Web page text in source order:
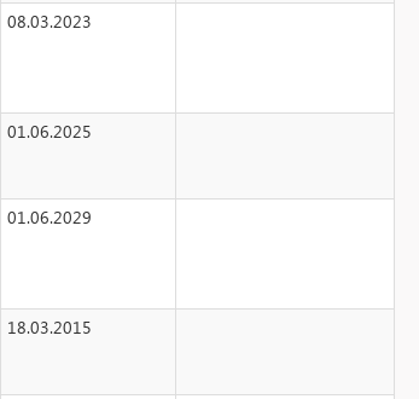
08.03.2023
01.06.2025
01.06.2029
18.03.2015